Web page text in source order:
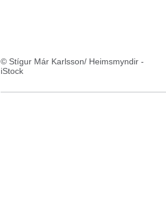
© Stígur Már Karlsson/ Heimsmyndir -
iStock